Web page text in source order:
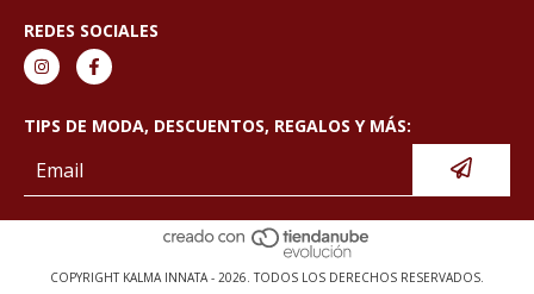
REDES SOCIALES
TIPS DE MODA, DESCUENTOS, REGALOS Y MÁS:
COPYRIGHT KALMA INNATA - 2026. TODOS LOS DERECHOS RESERVADOS.